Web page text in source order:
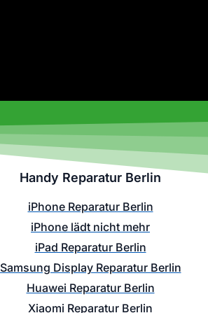
Handy Reparatur Berlin
iPhone Reparatur Berlin
iPhone lädt nicht mehr
iPad Reparatur Berlin
Samsung Display Reparatur Berlin
Huawei Reparatur Berlin
Xiaomi Reparatur Berlin